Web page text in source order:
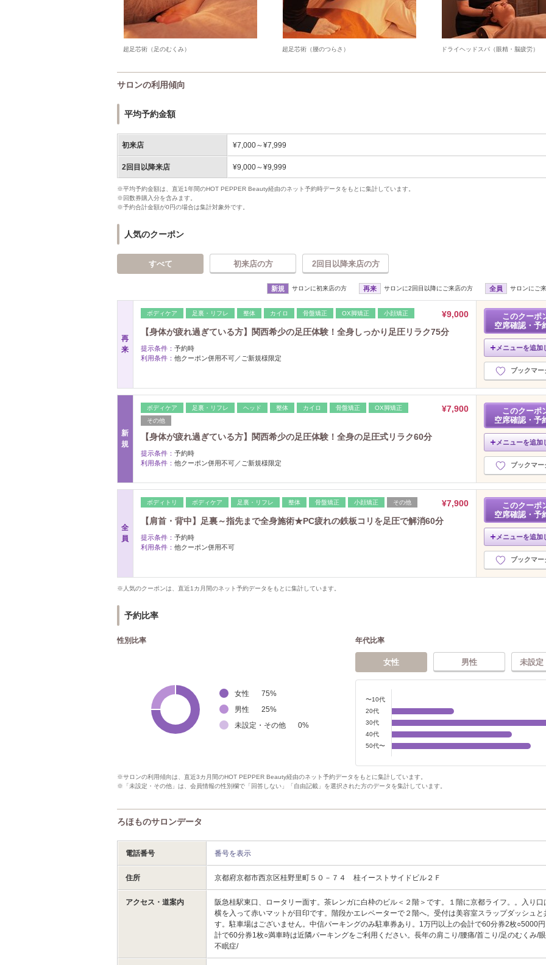
超足芯術（足のむくみ） 超足芯術（腰のつらさ） ドライヘッドスパ（眼精・脳疲労）
サロンの利用傾向
平均予約金額
初来店 ¥7,000～¥7,999
2回目以降来店 ¥9,000～¥9,999
※平均予約金額は、直近1年間のHOT PEPPER Beauty経由のネット予約時データをもとに集計しています。
※回数券購入分を含みます。
※予約合計金額が0円の場合は集計対象外です。
人気のクーポン
すべて 初来店の方 2回目以降来店の方
新規 サロンに初来店の方 再来 サロンに2回目以降にご来店の方 全員 サロンにご
再
来
ボディケア 足裏・リフレ 整体 カイロ 骨盤矯正 OX脚矯正 小顔矯正
¥9,000
【身体が疲れ過ぎている方】関西希少の足圧体験！全身しっかり足圧リラク75分
提示条件： 予約時
利用条件： 他クーポン併用不可／ご新規様限定
このクーポ
空席確認・予
メニューを追加
ブックマー
新
規
ボディケア 足裏・リフレ ヘッド 整体 カイロ 骨盤矯正
OX脚矯正
その他
¥7,900
【身体が疲れ過ぎている方】関西希少の足圧体験！全身の足圧式リラク60分
提示条件： 予約時
利用条件： 他クーポン併用不可／ご新規様限定
このクーポ
空席確認・予
メニューを追加
ブックマー
全
員
ボディトリ ボディケア 足裏・リフレ 整体 骨盤矯正 小顔矯正 その他
¥7,900
【肩首・背中】足裏～指先まで全身施術★PC疲れの鉄板コリを足圧で解消60分
提示条件： 予約時
利用条件： 他クーポン併用不可
このクーポ
空席確認・予
メニューを追加
ブックマー
※人気のクーポンは、直近1カ月間のネット予約データをもとに集計しています。
予約比率
性別比率
女性 75%
男性
25%
未設定・その他
0%
年代比率
女性 男性 未設定
〜10代
20代
30代
40代
50代〜
※サロンの利用傾向は、直近3カ月間のHOT PEPPER Beauty経由のネット予約データをもとに集計しています。
※「未設定・その他」は、会員情報の性別欄で「回答しない」「自由記載」を選択された方のデータを集計しています。
ろほものサロンデータ
電話番号 番号を表示
住所 京都府京都市西京区桂野里町５０－７４ 桂イーストサイドビル２Ｆ
アクセス・道案内
阪急桂駅東口、ロータリー面す。茶レンガに白枠のビル＜２階＞です。１階に京都ライフ。。入り口
横を入って赤いマットが目印です。階段かエレベーターで２階へ。受付は美容室スラップダッシュと
す。駐車場はございません。中信パーキングのみ駐車券あり。1万円以上の会計で60分券2枚○5000
計で60分券1枚○満車時は近隣パーキングをご利用ください。長年の肩こり/腰痛/首こり/足のむくみ/
不眠症/